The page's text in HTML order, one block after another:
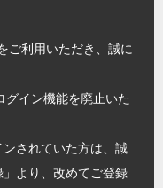
ご利用いただき、誠に
イン機能を廃止いた
されていた方は、誠
より、改めてご登録